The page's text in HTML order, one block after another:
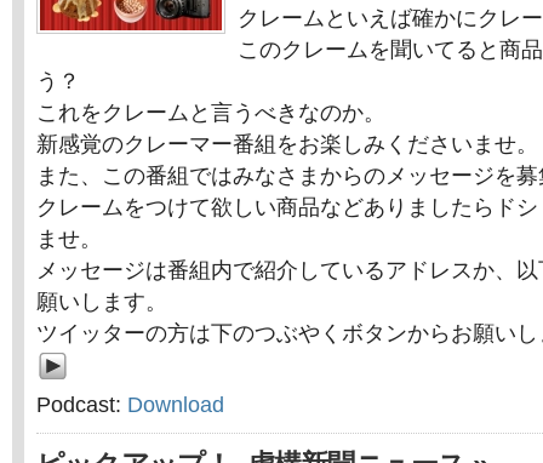
クレームといえば確かにクレ
このクレームを聞いてると商
う？
これをクレームと言うべきなのか。
新感覚のクレーマー番組をお楽しみくださいませ。
また、この番組ではみなさまからのメッセージを
クレームをつけて欲しい商品などありましたらド
ませ。
メッセージは番組内で紹介しているアドレスか、
願いします。
ツイッターの方は下のつぶやくボタンからお願い
Podcast: Download